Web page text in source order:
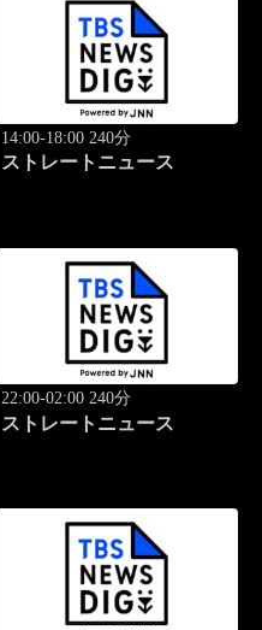
14:00-18:00 240分
ストレートニュース
22:00-02:00 240分
ストレートニュース